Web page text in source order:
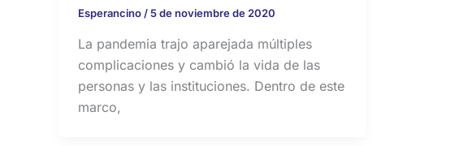
Esperancino/5 de noviembre de 2020
La pandemia trajo aparejada múltiples
complicaciones y cambió la vida de las
personas y las instituciones. Dentro de este
marco,